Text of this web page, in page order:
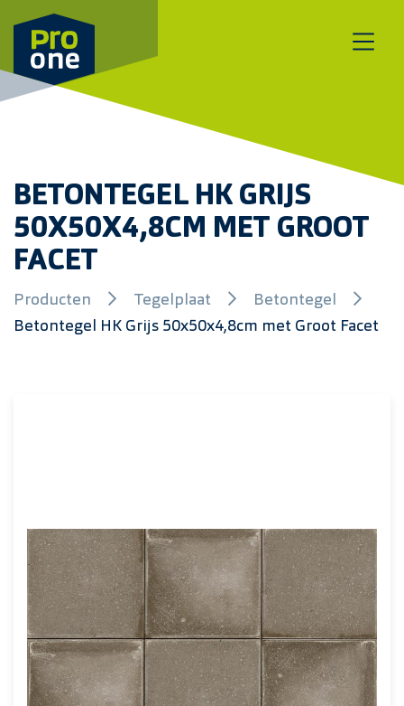
Meteen naar de content
BETONTEGEL HK GRIJS
50X50X4,8CM MET GROOT
FACET
Producten Tegelplaat
Betontegel
Betontegel HK Grijs 50x50x4,8cm met Groot Facet